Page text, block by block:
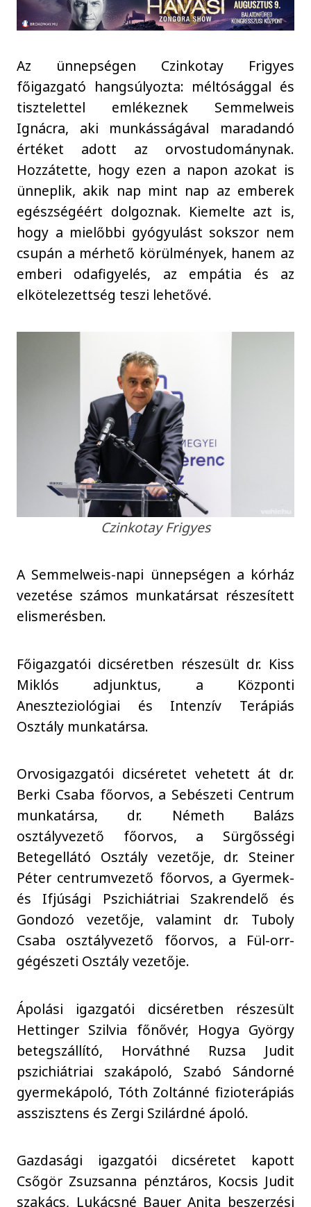
Az ünnepségen Czinkotay Frigyes
főigazgató hangsúlyozta: méltósággal és
tisztelettel emlékeznek Semmelweis
Ignácra, aki munkásságával maradandó
értéket adott az orvostudománynak.
Hozzátette, hogy ezen a napon azokat is
ünneplik, akik nap mint nap az emberek
egészségéért dolgoznak. Kiemelte azt is,
hogy a mielőbbi gyógyulást sokszor nem
csupán a mérhető körülmények, hanem az
emberi odafigyelés, az empátia és az
elkötelezettség teszi lehetővé.
Czinkotay Frigyes
A Semmelweis-napi ünnepségen a kórház
vezetése számos munkatársat részesített
elismerésben.
Főigazgatói dicséretben részesült dr. Kiss
Miklós adjunktus, a Központi
Aneszteziológiai és Intenzív Terápiás
Osztály munkatársa.
Orvosigazgatói dicséretet vehetett át dr.
Berki Csaba főorvos, a Sebészeti Centrum
munkatársa, dr. Németh Balázs
osztályvezető főorvos, a Sürgősségi
Betegellátó Osztály vezetője, dr. Steiner
Péter centrumvezető főorvos, a Gyermek-
és Ifjúsági Pszichiátriai Szakrendelő és
Gondozó vezetője, valamint dr. Tuboly
Csaba osztályvezető főorvos, a Fül-orr-
gégészeti Osztály vezetője.
Ápolási igazgatói dicséretben részesült
Hettinger Szilvia főnővér, Hogya György
betegszállító, Horváthné Ruzsa Judit
pszichiátriai szakápoló, Szabó Sándorné
gyermekápoló, Tóth Zoltánné fizioterápiás
asszisztens és Zergi Szilárdné ápoló.
Gazdasági igazgatói dicséretet kapott
Csőgör Zsuzsanna pénztáros, Kocsis Judit
szakács, Lukácsné Bauer Anita beszerzési